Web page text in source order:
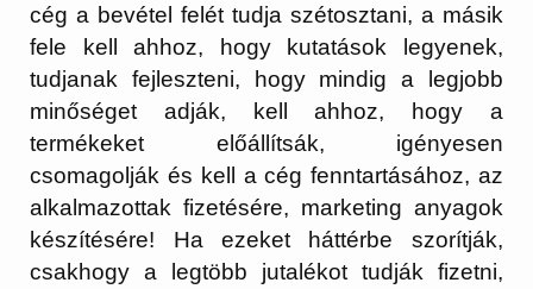
cég a bevétel felét tudja szétosztani, a másik
fele kell ahhoz, hogy kutatások legyenek,
tudjanak fejleszteni, hogy mindig a legjobb
minőséget adják, kell ahhoz, hogy a
termékeket előállítsák, igényesen
csomagolják és kell a cég fenntartásához, az
alkalmazottak fizetésére, marketing anyagok
készítésére! Ha ezeket háttérbe szorítják,
csakhogy a legtöbb jutalékot tudják fizetni,